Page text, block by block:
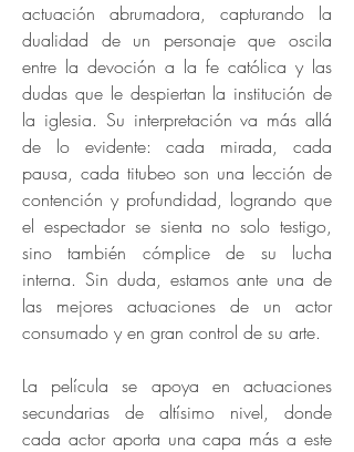
actuación abrumadora, capturando la
dualidad de un personaje que oscila
entre la devoción a la fe católica y las
dudas que le despiertan la institución de
la iglesia. Su interpretación va más allá
de lo evidente: cada mirada, cada
pausa, cada titubeo son una lección de
contención y profundidad, logrando que
el espectador se sienta no solo testigo,
sino también cómplice de su lucha
interna. Sin duda, estamos ante una de
las mejores actuaciones de un actor
consumado y en gran control de su arte.
La película se apoya en actuaciones
secundarias de altísimo nivel, donde
cada actor aporta una capa más a este